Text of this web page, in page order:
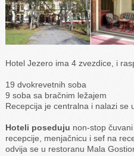
Hotel Jezero ima 4 zvezdice, i
19 dvokrevetnih soba
9 soba sa bračnim ležajem
Recepcija je centralna i nalazi se
Hoteli poseduju non-stop
recepcije, menjačnicu i sef na
odvija se u restoranu Mala